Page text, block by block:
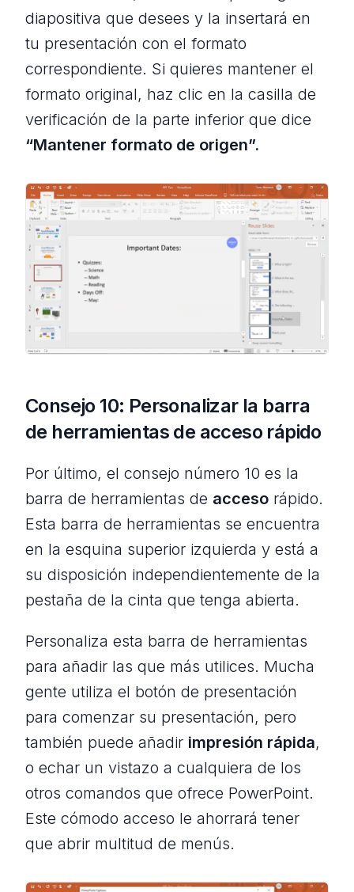
diapositiva que desees y la insertará en
tu presentación con el formato
correspondiente. Si quieres mantener el
formato original, haz clic en la casilla de
verificación de la parte inferior que dice
“Mantener formato de origen”.
Consejo 10: Personalizar la barra
de herramientas de acceso rápido
Por último, el consejo número 10 es la
barra de herramientas de acceso rápido.
Esta barra de herramientas se encuentra
en la esquina superior izquierda y está a
su disposición independientemente de la
pestaña de la cinta que tenga abierta.
Personaliza esta barra de herramientas
para añadir las que más utilices. Mucha
gente utiliza el botón de presentación
para comenzar su presentación, pero
también puede añadir impresión rápida,
o echar un vistazo a cualquiera de los
otros comandos que ofrece PowerPoint.
Este cómodo acceso le ahorrará tener
que abrir multitud de menús.